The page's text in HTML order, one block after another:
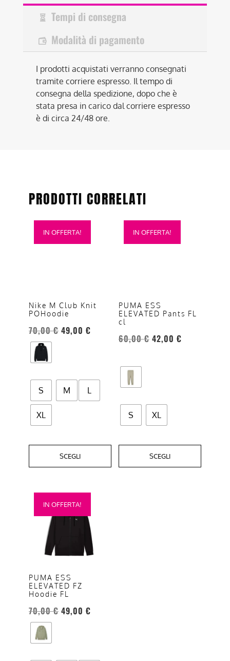
Tempi di consegna
Modalità di pagamento
I prodotti acquistati verranno consegnati
tramite corriere espresso. Il tempo di
consegna della spedizione, dopo che è
stata presa in carico dal corriere espresso
è di circa 24/48 ore.
PRODOTTI CORRELATI
IN OFFERTA!
Nike M Club Knit
POHoodie
70,00€ 49,00 €
S M L
XL
SCEGLI
Questo
prodotto
opzioni
possono
essere
scelte
nella
del
prodotto
IN OFFERTA!
PUMA ESS
ELEVATED Pants FL
cl
60,00€ 42,00 €
S XL
SCEGLI
Questo
prodotto
opzioni
possono
essere
scelte
pagina
del
IN OFFERTA!
PUMA ESS
ELEVATED FZ
Hoodie FL
70,00€ 49,00 €
Questo
prodotto
varianti.
opzioni
possono
essere
scelte
nella
pagina